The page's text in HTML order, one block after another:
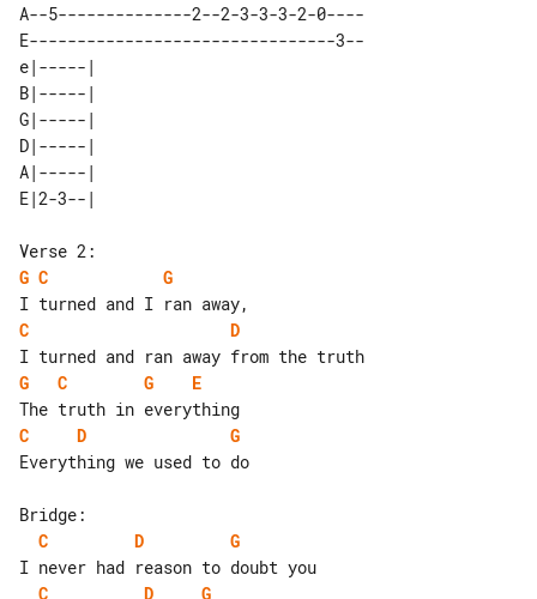
A--5--------------2--2-3-3-3-2-0----
E--------------------------------3--
e|-----|
B|-----|
G|-----|
D|-----|
A|-----|
G C
G
C
D
G
C G
E
C
D
G
Everything we used to do
C
D
G
C
D
G